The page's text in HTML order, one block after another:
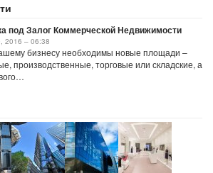
под Залог Коммерческой Недвижимости
2016 – 06:38
бизнесу необходимы новые площади –
производственные, торговые или складские, а